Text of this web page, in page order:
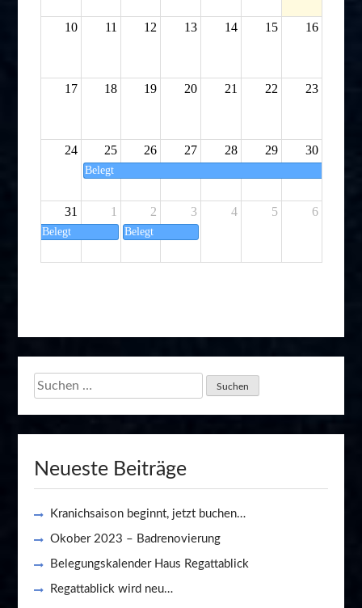
Suchen
Neueste Beiträge
Kranichsaison beginnt, jetzt buchen…
Okober 2023 – Badrenovierung
Belegungskalender Haus Regattablick
Regattablick wird neu…